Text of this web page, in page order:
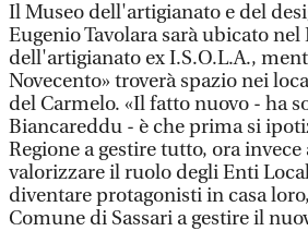
Il Museo dell'artigianato e del
Eugenio Tavolara sarà ubicato nel
dell'artigianato ex I.S.O.L.A.,
Novecento» troverà spazio nei
del Carmelo. «Il fatto nuovo - ha
Biancareddu - è che prima si
Regione a gestire tutto, ora
valorizzare il ruolo degli Enti
diventare protagonisti in casa
Comune di Sassari a gestire il